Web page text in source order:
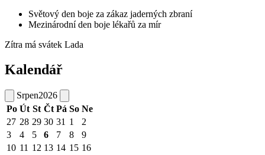
Světový den boje za zákaz jaderných zbraní
Mezinárodní den boje lékařů za mír
Zítra má svátek Lada
Kalendář
Srpen2026
Po Út St Čt Pá So Ne
27 28 29 30 31 1
2
3
4 5 6 7 8
9
10 11 12 13 14 15 16